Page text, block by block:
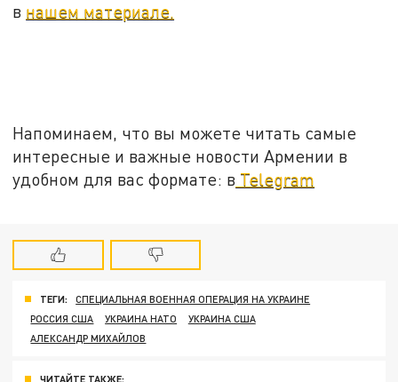
в нашем материале.
Напоминаем, что вы можете читать самые
интересные и важные новости Армении в
удобном для вас формате: в Telegram
ТЕГИ:
СПЕЦИАЛЬНАЯ ВОЕННАЯ ОПЕРАЦИЯ НА УКРАИНЕ
РОССИЯ США
УКРАИНА НАТО
УКРАИНА США
АЛЕКСАНДР МИХАЙЛОВ
ЧИТАЙТЕ ТАКЖЕ: